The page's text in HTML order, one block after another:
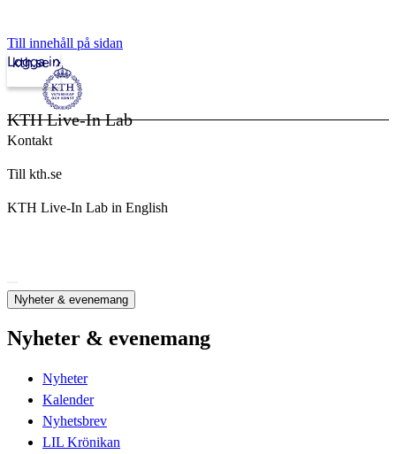
Till innehåll på sidan
kth.se
Logga in
KTH Live-In Lab
Kontakt
Till kth.se
KTH Live-In Lab in English
Nyheter & evenemang
Nyheter & evenemang
Nyheter
Kalender
Nyhetsbrev
LIL Krönikan